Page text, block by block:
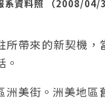
資料照 （2008/04/
帶來的新契機
美街。洲美地